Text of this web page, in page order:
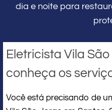
dia e noite para
Eletricista Vila
conheça os
Você está precisando de